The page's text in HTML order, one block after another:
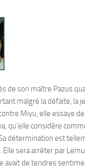
de son maître Pazus
malgré la défaite, la
Miyu, elle essaye
qu’elle considère
détermination est
Elle sera arrêter par
avait de tendres